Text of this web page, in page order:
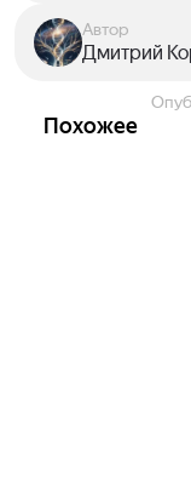
Автор
Дмитрий
Похожее